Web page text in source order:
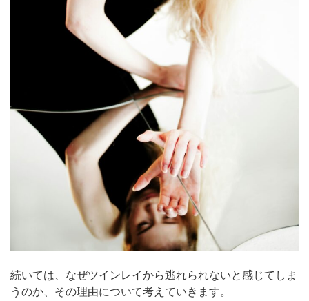
続いては、なぜツインレイから逃れられないと感じてしま
うのか、その理由について考えていきます。